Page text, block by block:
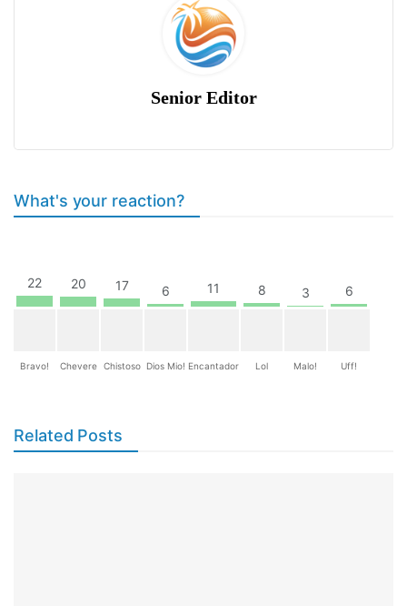
Senior Editor
What's your reaction?
22
Bravo!
20
Chevere
17
Chistoso
6
Dios Mio!
11
Encantador
8
Lol
3
Malo!
6
Uff!
Related Posts